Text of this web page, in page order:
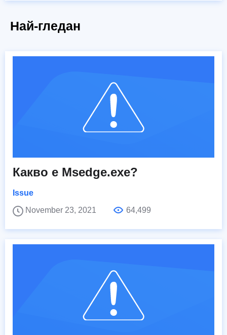
Най-гледан
Какво е Msedge.exe?
Issue
November 23, 2021
64,499